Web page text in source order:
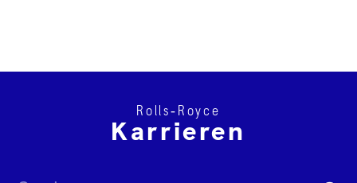
Rolls‑Royce
Karrieren